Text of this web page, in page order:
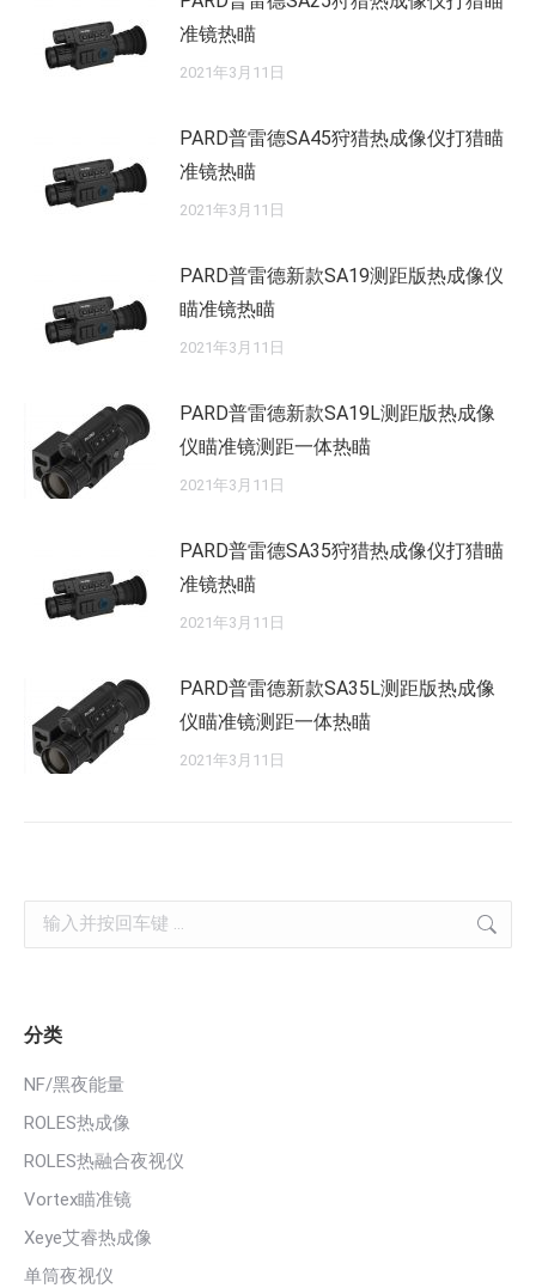
准镜热瞄
2021年3月11日
PARD普雷德SA45狩猎热成像仪打猎瞄
准镜热瞄
2021年3月11日
PARD普雷德新款SA19测距版热成像仪
瞄准镜热瞄
2021年3月11日
PARD普雷德新款SA19L测距版热成像
仪瞄准镜测距一体热瞄
2021年3月11日
PARD普雷德SA35狩猎热成像仪打猎瞄
准镜热瞄
2021年3月11日
PARD普雷德新款SA35L测距版热成像
仪瞄准镜测距一体热瞄
2021年3月11日
Search:
分类
NF/黑夜能量
ROLES热成像
ROLES热融合夜视仪
Vortex瞄准镜
Xeye艾睿热成像
单筒夜视仪